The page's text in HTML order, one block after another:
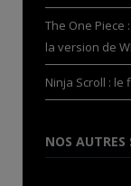
The One
la version de
Ninja Scroll : le
NOS AUTRES